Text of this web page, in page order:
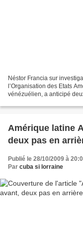
Néstor Francia sur
l’Organisation des Etats
vénézuélien, a anticipé
Amérique latine
deux pas en
Publié le 28/10/2009 à
Par cuba si lorraine